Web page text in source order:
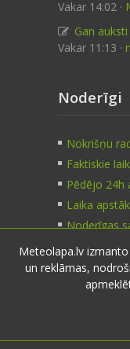
Vakar 14:02 ·
Gan
Vakar 11:13 ·
Noderīgi
Nokrišņu
Faktiskie
Pēdējo 24h
Laika
Noderīgas
Kontakti
Meteolapa.lv
un reklāmas,